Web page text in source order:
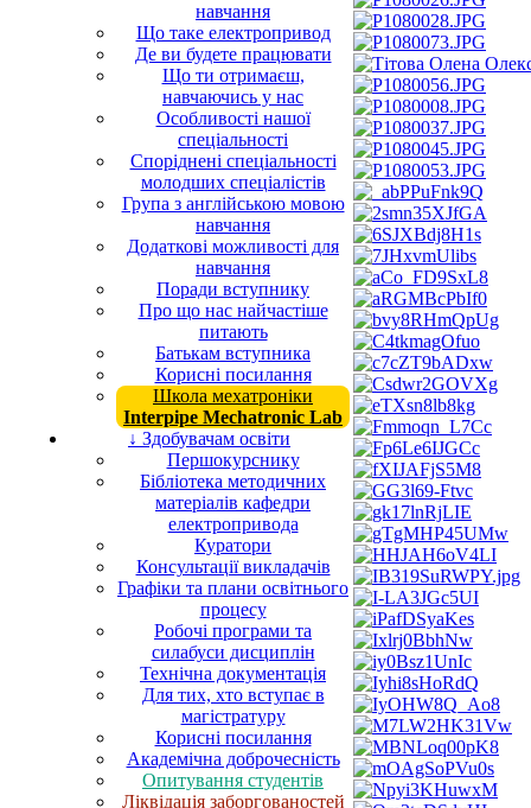
навчання
Що таке електропривод
Де ви будете працювати
Що ти отримаєш,
навчаючись у нас
Особливості нашої
спеціальності
Споріднені спеціальності
молодших спеціалістів
Група з англійською мовою
навчання
Додаткові можливості для
навчання
Поради вступнику
Про що нас найчастіше
питають
Батькам вступника
Корисні посилання
Школа мехатроніки
Interpipe Mechatronic Lab
↓ Здобувачам освіти
Першокурснику
Бібліотека методичних
матеріалів кафедри
електропривода
Куратори
Консультації викладачів
Графіки та плани освітнього
процесу
Робочі програми та
силабуси дисциплін
Технічна документація
Для тих, хто вступає в
магістратуру
Корисні посилання
Академічна доброчесність
Опитування студентів
Ліквідація заборгованостей